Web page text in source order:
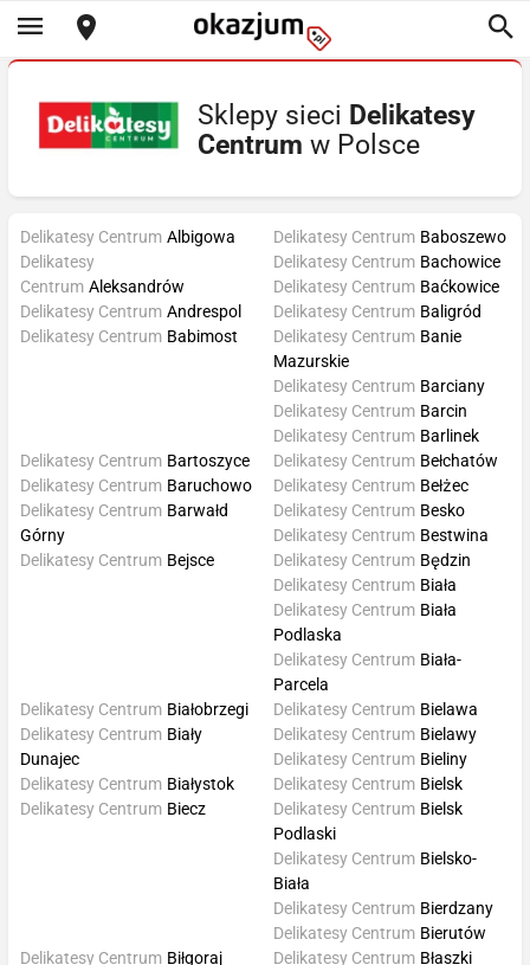
Sklepy sieci Delikatesy
Centrum w Polsce
Delikatesy Centrum Albigowa
Delikatesy
Centrum Aleksandrów
Delikatesy Centrum Andrespol
Delikatesy Centrum Babimost
Delikatesy Centrum Baboszewo
Delikatesy Centrum Bachowice
Delikatesy Centrum Baćkowice
Delikatesy Centrum Baligród
Delikatesy Centrum Banie
Mazurskie
Delikatesy Centrum Barciany
Delikatesy Centrum Barcin
Delikatesy Centrum Barlinek
Delikatesy Centrum Bartoszyce
Delikatesy Centrum Baruchowo
Delikatesy Centrum Barwałd
Górny
Delikatesy Centrum Bejsce
Delikatesy Centrum Bełchatów
Delikatesy Centrum Bełżec
Delikatesy Centrum Besko
Delikatesy Centrum Bestwina
Delikatesy Centrum Będzin
Delikatesy Centrum Biała
Delikatesy Centrum Biała
Podlaska
Delikatesy Centrum Biała-
Parcela
Delikatesy Centrum Białobrzegi
Delikatesy Centrum Biały
Dunajec
Delikatesy Centrum Białystok
Delikatesy Centrum Biecz
Delikatesy Centrum Bielawa
Delikatesy Centrum Bielawy
Delikatesy Centrum Bieliny
Delikatesy Centrum Bielsk
Delikatesy Centrum Bielsk
Podlaski
Delikatesy Centrum Bielsko-
Biała
Delikatesy Centrum Bierdzany
Delikatesy Centrum Bierutów
Delikatesy Centrum Biłgoraj
Delikatesy Centrum Błaszki